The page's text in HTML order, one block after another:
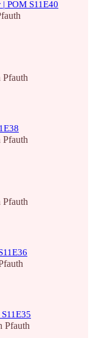
POM S11E40
Pfauth
Pfauth
Pfauth
Pfauth